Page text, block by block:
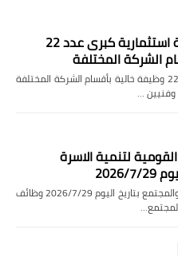
اعلان وظائف شركة استثمارية كبرى عدد 22
الشركة المختلفة
اعلان وظائف شركة استثمارية كبرى عدد 22 وظيفة خالية بأقسام الشركة المختلفة
وفنيين …
لتنمية الاسرة
7/29
وظائف المؤسسة القومية لتنمية الاسرة والمجتمع بتاريخ اليوم 2026/7/29 وظائف